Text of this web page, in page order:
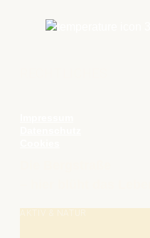
AKTIV & NATUR